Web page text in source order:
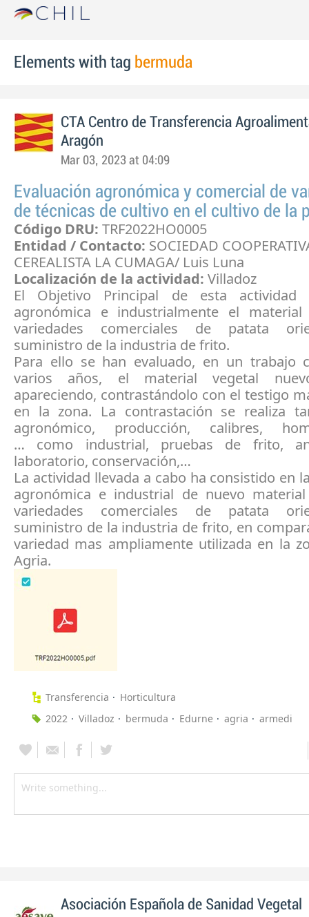
Elements with tag bermuda
CTA Centro de Transferencia
Aragón
Mar 03, 2023 at 04:09
Evaluación agronómica y comercial de
de técnicas de cultivo en el cultivo de la
Código DRU: TRF2022HO0005
Entidad / Contacto: SOCIEDAD
CEREALISTA LA CUMAGA/ Luis Luna
Localización de la actividad: Villadoz
El Objetivo Principal de esta actividad
agronómica e industrialmente el
variedades comerciales de patata
suministro de la industria de frito.
Para ello se han evaluado, en un trabajo
varios años, el material vegetal
apareciendo, contrastándolo con el testigo
en la zona. La contrastación se realiza
agronómico, producción, calibres,
… como industrial, pruebas de frito,
laboratorio, conservación,…
La actividad llevada a cabo ha consistido en
agronómica e industrial de nuevo
variedades comerciales de patata
suministro de la industria de frito, en
variedad mas ampliamente utilizada en la
Agria.
Transferencia
Horticultura
2022
Villadoz bermuda Edurne agria armedi
Asociación Española de Sanidad Vegetal